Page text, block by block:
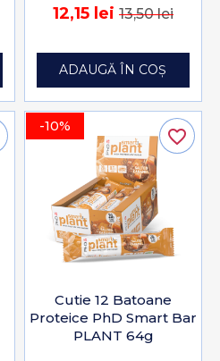
12,15 lei 13,50 lei
ADAUGĂ ÎN COȘ
-10%
Cutie 12 Batoane
Proteice PhD Smart Bar
PLANT 64g
favorite_border